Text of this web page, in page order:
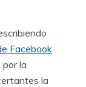
Facebook
la
la